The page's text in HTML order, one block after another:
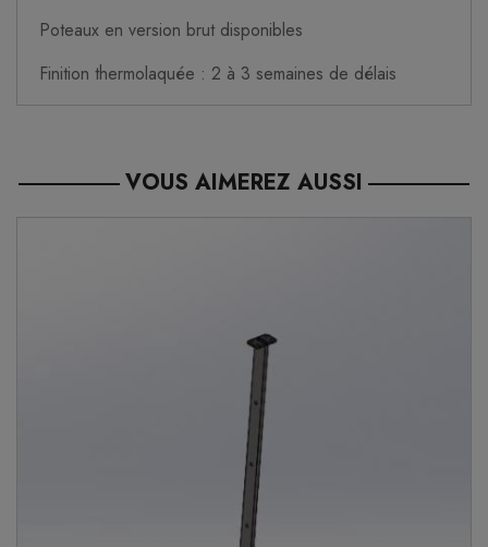
Poteaux en version brut disponibles
Finition thermolaquée : 2 à 3 semaines de délais
VOUS AIMEREZ AUSSI